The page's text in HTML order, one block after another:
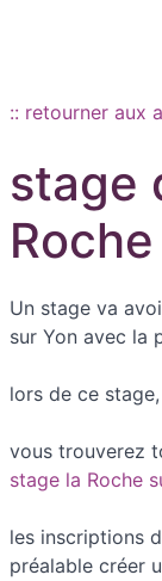
:: retourner aux
stage
Un stage va
sur Yon avec la
lors de ce
vous trouverez
stage la Roche
les inscriptions
préalable créer